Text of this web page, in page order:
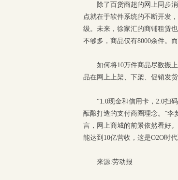
除了百货商超的网上同步
点就在于软件系统的不断开发
级。未来，徐家汇的商铺租赁
不够多，商品仅有8000余件。
如何将10万件商品尽数搬
品在网上上架、下架、促销发
“1.0现金和信用卡，2.0扫
酝酿打造的支付商圈理念。”李
言，网上商城的前景依然看好
能达到10亿营收，这是O2O时
来源:劳动报